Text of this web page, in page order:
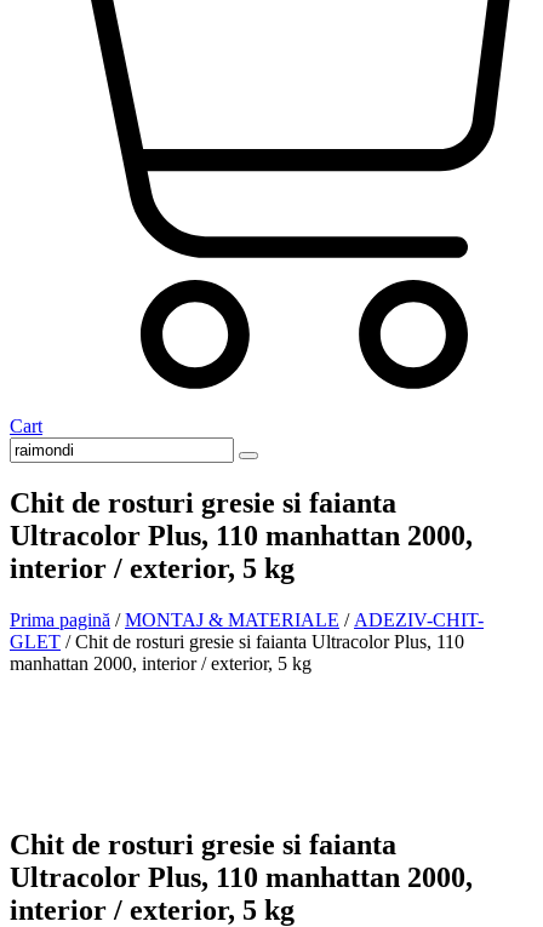
Cart
Chit de rosturi gresie si faianta
Ultracolor Plus, 110 manhattan 2000,
interior / exterior, 5 kg
Prima pagină /MONTAJ & MATERIALE / ADEZIV-CHIT-
GLET / Chit de rosturi gresie si faianta Ultracolor Plus, 110
manhattan 2000, interior / exterior, 5 kg
In stoc
Chit de rosturi gresie si faianta
Ultracolor Plus, 110 manhattan 2000,
interior / exterior, 5 kg